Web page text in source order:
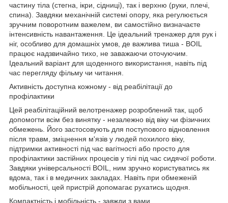
частину тіла (стегна, ікри, сідниці), так і верхню (руки, плечі,
спина). Завдяки механічній системі опору, яка регулюється
зручним поворотним важелем, ви самостійно визначаєте
інтенсивність навантаження. Це ідеальний тренажер для рук і
ніг, особливо для домашніх умов, де важлива тиша - BOIL
працює надзвичайно тихо, не заважаючи оточуючим.
Ідеальний варіант для щоденного використання, навіть під
час перегляду фільму чи читання.
Активність доступна кожному - від реабілітації до
профілактики
Цей реабілітаційний велотренажер розроблений так, щоб
допомогти всім без винятку - незалежно від віку чи фізичних
обмежень. Його застосовують для поступового відновлення
після травм, зміцнення м'язів у людей похилого віку,
підтримки активності під час вагітності або просто для
профілактики застійних процесів у тілі під час сидячої роботи.
Завдяки універсальності BOIL, ним зручно користуватись як
вдома, так і в медичних закладах. Навіть при обмеженій
мобільності, цей пристрій допомагає рухатись щодня.
Компактність і мобільність - завжди з вами